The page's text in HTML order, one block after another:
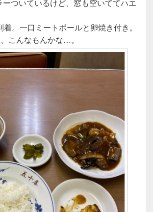
ーついているけど、窓も空いててハエ
。一口ミートボールと卵焼き付き。
こんなもんかな…。